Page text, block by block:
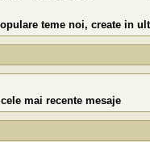
teme noi, create in
mai recente mesaje